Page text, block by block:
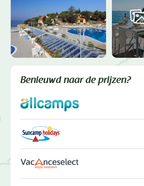
Benieuwd naar de prijzen?